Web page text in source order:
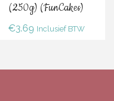
(250g) (FunCakes)
€3.69 Inclusief BTW